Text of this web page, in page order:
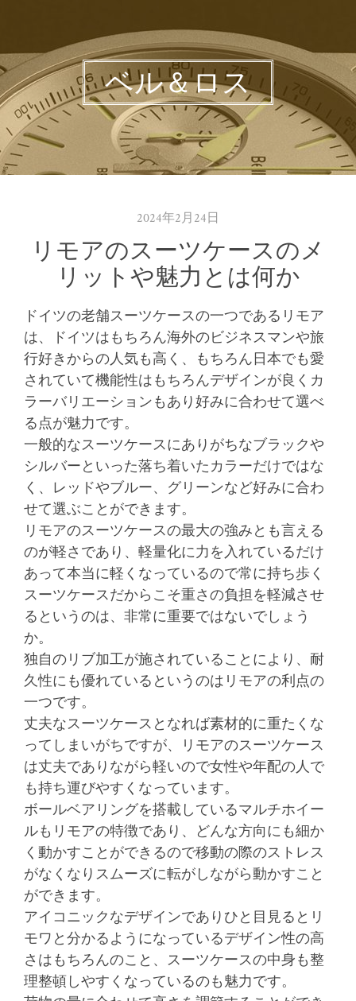
ベル＆ロス
2024年2月24日
リモアのスーツケースのメ
リットや魅力とは何か
ドイツの老舗スーツケースの一つであるリモア
は、ドイツはもちろん海外のビジネスマンや旅
行好きからの人気も高く、もちろん日本でも愛
されていて機能性はもちろんデザインが良くカ
ラーバリエーションもあり好みに合わせて選べ
る点が魅力です。
一般的なスーツケースにありがちなブラックや
シルバーといった落ち着いたカラーだけではな
く、レッドやブルー、グリーンなど好みに合わ
せて選ぶことができます。
リモアのスーツケースの最大の強みとも言える
のが軽さであり、軽量化に力を入れているだけ
あって本当に軽くなっているので常に持ち歩く
スーツケースだからこそ重さの負担を軽減させ
るというのは、非常に重要ではないでしょう
か。
独自のリブ加工が施されていることにより、耐
久性にも優れているというのはリモアの利点の
一つです。
丈夫なスーツケースとなれば素材的に重たくな
ってしまいがちですが、リモアのスーツケース
は丈夫でありながら軽いので女性や年配の人で
も持ち運びやすくなっています。
ボールベアリングを搭載しているマルチホイー
ルもリモアの特徴であり、どんな方向にも細か
く動かすことができるので移動の際のストレス
がなくなりスムーズに転がしながら動かすこと
ができます。
アイコニックなデザインでありひと目見るとリ
モワと分かるようになっているデザイン性の高
さはもちろんのこと、スーツケースの中身も整
理整頓しやすくなっているのも魅力です。